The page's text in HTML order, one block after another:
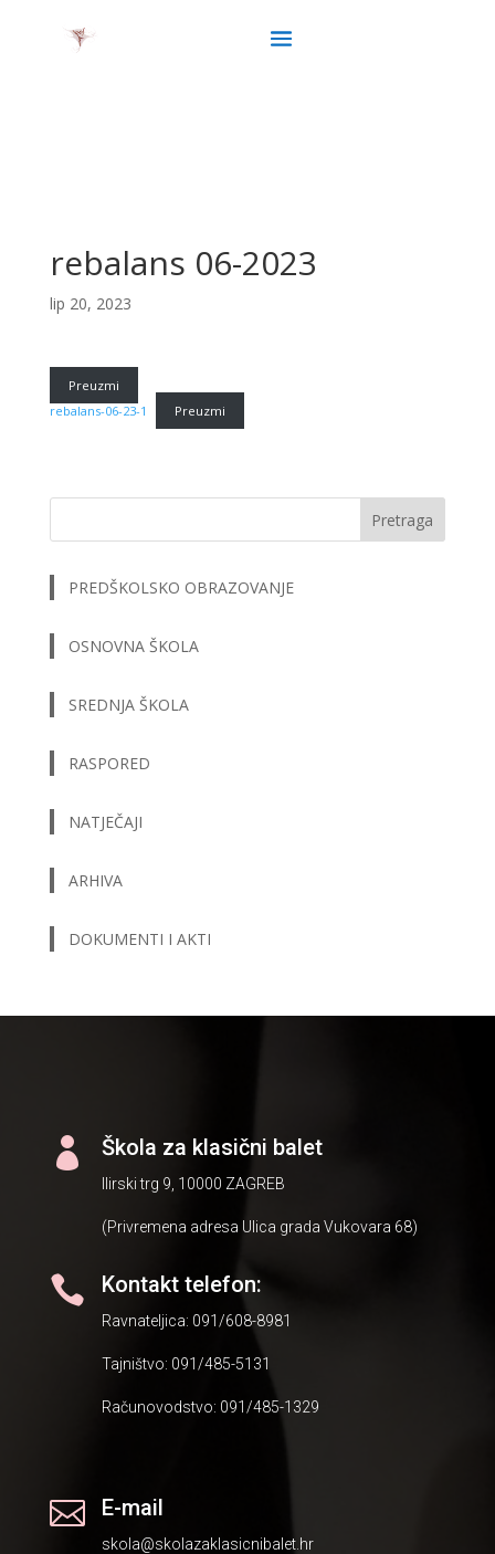
rebalans 06-2023
lip 20, 2023
Preuzmi
rebalans-06-23-1
Preuzmi
Pretraga
PREDŠKOLSKO OBRAZOVANJE
OSNOVNA ŠKOLA
SREDNJA ŠKOLA
RASPORED
NATJEČAJI
ARHIVA
DOKUMENTI I AKTI
 Škola za klasični balet
Ilirski trg 9, 10000 ZAGREB
(Privremena adresa Ulica grada Vukovara 68)
 Kontakt telefon:
Ravnateljica: 091/608-8981
Tajništvo: 091/485-5131
Računovodstvo: 091/485-1329
 E-mail
skola@skolazaklasicnibalet.hr